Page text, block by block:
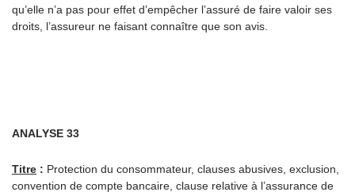
qu’elle n’a pas pour effet d’empêcher l’assuré de faire valoir ses
droits, l’assureur ne faisant connaître que son avis.
ANALYSE 33
Titre : Protection du consommateur, clauses abusives, exclusion,
convention de compte bancaire, clause relative à l’assurance de